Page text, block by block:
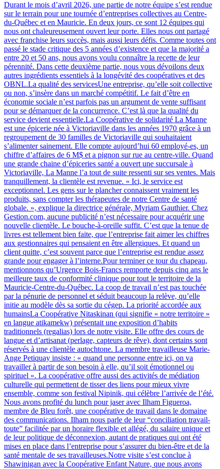
Durant le mois d’avril 2026, une partie de notre équipe s’est rendue
sur le terrain pour une tournée d’entreprises collectives au Centre-
du-Québec et en Mauricie. En deux jours, ce sont 12 équipes qui
nous ont chaleureusement ouvert leur porte. Elles nous ont partagé
avec franchise leurs succès, mais aussi leurs défis. Comme toutes ont
passé le stade critique des 5 années d’existence et que la majorité a
entre 20 et 50 ans, nous avons voulu connaître la recette de leur
pérennité. Dans cette deuxième partie, nous vous dévoilons deux
autres ingrédients essentiels à la longévité des coopératives et des
OBNL.La qualité des servicesUne entreprise, qu’elle soit collective
ou non, s’insère dans un marché compétitif. Le fait d’être en
économie sociale n’est parfois pas un argument de vente suffisant
pour se démarquer de la concurrence. C’est là que la qualité du
service devient essentielle.La Coopérative de solidarité La Manne
est une épicerie née à Victoriaville dans les années 1970 grâce à un
regroupement de 30 familles de Victoriaville qui souhaitaient
s’alimenter sainement. Elle compte aujourd’hui 60 employé-es, un
chiffre d’affaires de 6 M$ et a pignon sur rue au centre-ville. Quand
une grande chaine d’épiceries santé a ouvert une succursale à
Victoriaville, La Manne l’a tout de suite ressenti sur ses ventes. Mais
tranquillement, la clientèle est revenue. « Ici, le service est
exceptionnel. Les gens sur le plancher connaissent vraiment les
produits, sans compter les thérapeutes de notre Centre de santé
globale. », explique la directrice générale, Myriam Gauthier. Chez
Gestion.com, aucune publicité n’est nécessaire pour acquérir une
nouvelle clientèle. Le bouche-à-oreille suffit. C’est que la tenue de
livres est tellement bien faite, que l’entreprise fait aimer les chiffres
aux gestionnaires qui pensaient en être allergiques. Et quand un
client quitte, c’est souvent parce que l’entreprise est rendue assez
grande pour engager à l’interne.Pour terminer ce tour du chapeau,
mentionnons qu’Urgence Bois-Francs remporte depuis cinq ans le
meilleure taux de conformité clinique pour tout le territoire de la
Mauricie-Centre-du-Québec. La coop de travail n’est pas touchée
par la pénurie de personnel et séduit beaucoup la relève, qu’elle
initie au modèle dès sa sortie du cégep. La priorité accordée aux
humainsLa Coopérative Nitaskinan (qui signifie « notre territoire »
en langue atikamekw) présentait une exposition d’habits
traditionnels (regalias) lors de notre visite. Elle offre des cours de
langue et d’artisanat (perlage, capteurs de rêve), dont certains sont
réservés à une clientèle autochtone. La membre travailleuse Marie-
Ange Petiquay insiste : « quand une personne entre ici, on va
travailler à partir de son besoin à elle, qu’il soit émotionnel ou
spirituel ». La coopérative offre aussi des activités de médiation
culturelle qui permettent de tisser des liens pour mieux vivre
ensemble, comme son festival Nipinik, qui célèbre l’arrivée de l’été.
Nous avons profité du lunch pour jaser avec Ilham Figueroa,
membre de Bleu forêt, une coopérative de travail dans le domaine
des communications. Ilham nous parle de leur “conciliation travail-
toute” facilitée par un horaire flexible et allégé, du salaire unique et
de leur politique de déconnexion, autant de pratiques qui ont été
mises en place dans l’entreprise pour s’assurer du bien-être et de la
santé mentale de ses travailleuses.Notre visite s’est conclue à
Shawinigan avec la Coopérative Enfant Nature, que nous avons